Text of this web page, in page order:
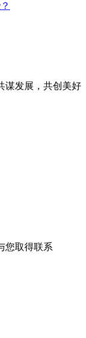
谋发展，共创美好
您取得联系